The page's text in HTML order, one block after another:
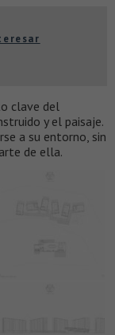
clave del
y el paisaje.
a su entorno, sin
de ella.